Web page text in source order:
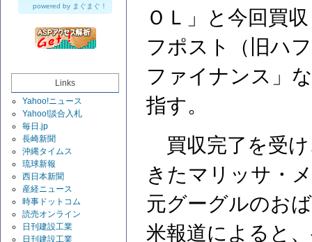
powered by まぐまぐ！
Links
Yahoo!ニュース
Yahoo!談合入札
毎日.jp
長崎新聞
沖縄タイムス
琉球新報
西日本新聞
産経ニュース
時事ドットコム
読売オンライン
日刊建設工業
日刊建設工業
ＯＬ」と今回買
フポスト（旧ハ
ファイナンス」
指す。
買収完了を受け
きたマリッサ・
元グーグルのお
米報道によると